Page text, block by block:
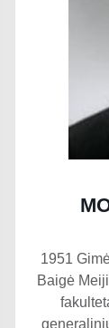
1951
Baigė